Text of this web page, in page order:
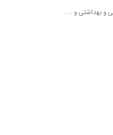
و بهداشتی و … .